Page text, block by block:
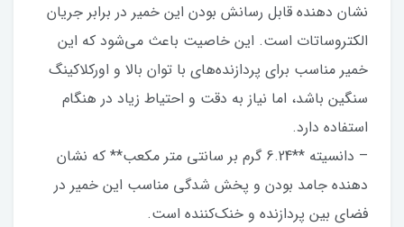
نشان دهنده قابل رسانش بودن این خمیر در برابر جریان
الکتروساتات است. این خاصیت باعث می‌شود که این
خمیر مناسب برای پردازنده‌های با توان بالا و اورکلاکینگ
سنگین باشد، اما نیاز به دقت و احتیاط زیاد در هنگام
استفاده دارد.
– دانسیته **6.24 گرم بر سانتی متر مکعب** که نشان
دهنده جامد بودن و پخش شدگی مناسب این خمیر در
فضای بین پردازنده و خنک‌کننده است.